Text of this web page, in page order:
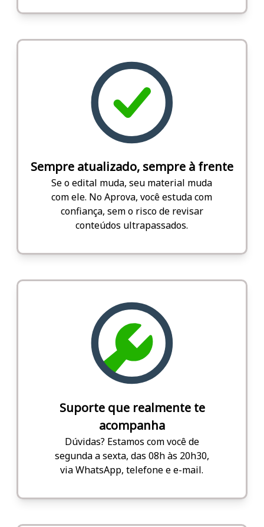
Sempre atualizado, sempre à frente
Se o edital muda, seu material muda
com ele. No Aprova, você estuda com
confiança, sem o risco de revisar
conteúdos ultrapassados.
Suporte que realmente te
acompanha
Dúvidas? Estamos com você de
segunda a sexta, das 08h às 20h30,
via WhatsApp, telefone e e-mail.